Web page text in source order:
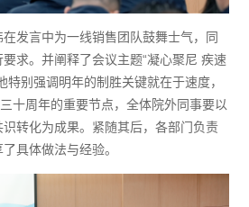
在发言中为一线销售团队鼓舞士气， 同
要求。并阐释了会议主题“凝心聚尼 疾速
特别强调明年的制胜关键就在于速度，
十周年的重要节点，全体院外同事要以
转化为成果。紧随其后，各部门负责
具体做法与经验。